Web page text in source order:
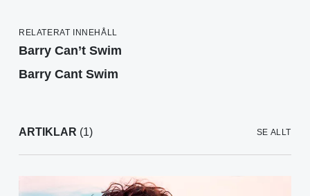
RELATERAT INNEHÅLL
Barry Can’t Swim
Barry Cant Swim
ARTIKLAR (1) SE ALLT